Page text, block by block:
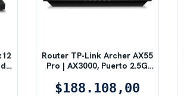
Router TP-Link Archer AX55
Pro | AX3000, Puerto 2.5G
$188.108,00